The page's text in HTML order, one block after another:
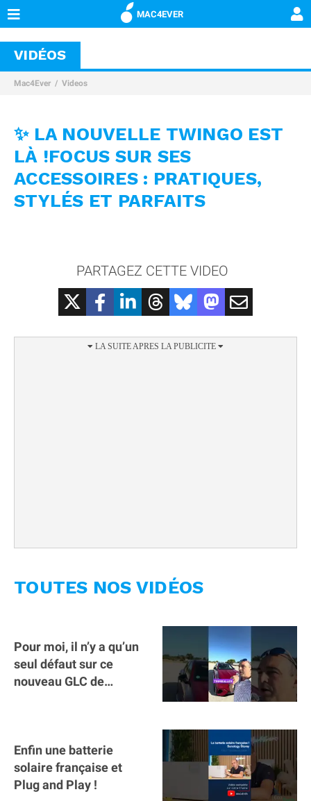
MAC4EVER
VIDÉOS
Mac4Ever Videos
✨ LA NOUVELLE TWINGO EST
LÀ !FOCUS SUR SES
ACCESSOIRES : PRATIQUES,
STYLÉS ET PARFAITS
PARTAGEZ CETTE VIDEO
TOUTES NOS VIDÉOS
Pour moi, il n’y a qu’un
seul défaut sur ce
nouveau GLC de
Enfin une batterie
solaire française et
Plug and Play !